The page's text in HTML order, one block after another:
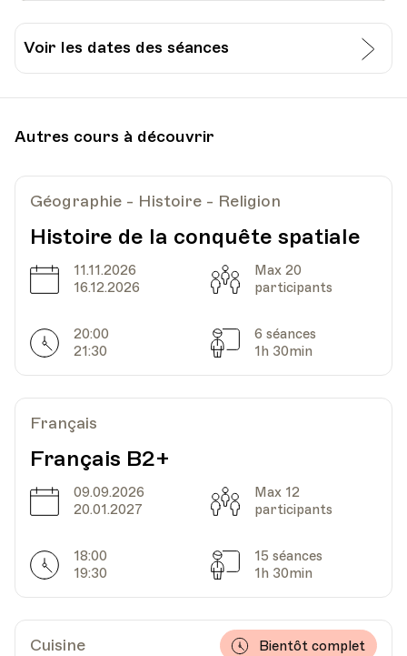
Voir les dates des séances
Grand Rue 44, Rolle
Date29.10.2020 Heure
19.45
LieuBâtiment communal - Salle Clément -
Grand Rue 44, Rolle
Bâtiment communal - Salle Clément -
Autres cours à découvrir
Géographie - Histoire - Religion
Histoire de la conquête spatiale
Date
11.11.2026
16.12.2026
Capacité
Max 20
participants
Horarires
20:00
21:30
Séances
6 séances
1h 30min
Français
Français B2+
Date
09.09.2026
20.01.2027
Capacité
Max 12
participants
Horarires
18:00
19:30
Séances
15 séances
1h 30min
Cuisine Bientôt complet